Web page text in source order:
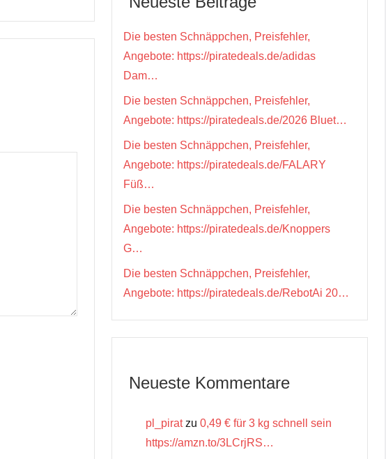
Die besten Schnäppchen, Preisfehler,
Angebote: https://piratedeals.de/adidas
Dam…
Die besten Schnäppchen, Preisfehler,
Angebote: https://piratedeals.de/2026 Bluet…
Die besten Schnäppchen, Preisfehler,
Angebote: https://piratedeals.de/FALARY
Füß…
Die besten Schnäppchen, Preisfehler,
Angebote: https://piratedeals.de/Knoppers
G…
Die besten Schnäppchen, Preisfehler,
Angebote: https://piratedeals.de/RebotAi 20…
Neueste Kommentare
pl_piratzu 0,49 € für 3 kg schnell sein
https://amzn.to/3LCrjRS…